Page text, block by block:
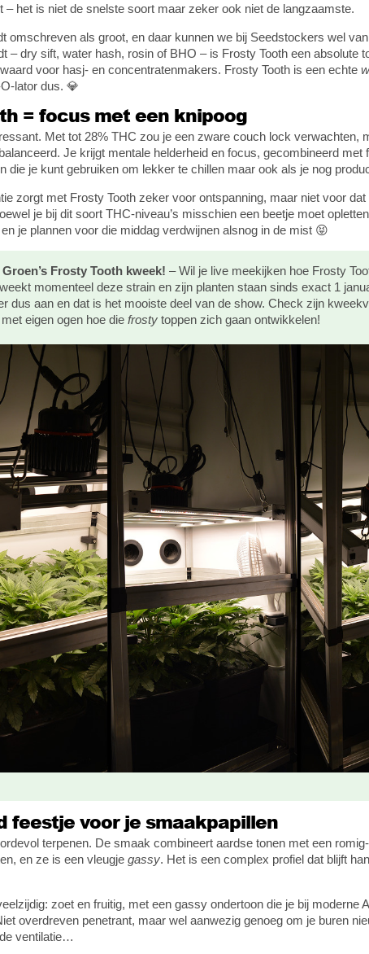
– het is niet de snelste soort maar zeker ook niet de langzaamste.
omschreven als groot, en daar kunnen we bij Seedstockers wel
– dry sift, water hash, rosin of BHO – is Frosty Tooth een absolute
voor hasj- en concentratenmakers. Frosty Tooth is een echte
lator dus. 💎
= focus met een knipoog
Met tot 28% THC zou je een zware couch lock verwachten,
Je krijgt mentale helderheid en focus, gecombineerd met
die je kunt gebruiken om lekker te chillen maar ook als je nog
zorgt met Frosty Tooth zeker voor ontspanning, maar niet voor
je bij dit soort THC-niveau’s misschien een beetje moet
je plannen voor die middag verdwijnen alsnog in de mist 😝
Frosty Tooth kweek! – Wil je live meekijken hoe Frosty
momenteel deze strain en zijn planten staan sinds exact 1
dus aan en dat is het mooiste deel van de show. Check zijn
eigen ogen hoe die frosty toppen zich gaan ontwikkelen!
feestje voor je smaakpapillen
terpenen. De smaak combineert aardse tonen met een
en ze is een vleugje gassy. Het is een complex profiel dat blijft
zoet en fruitig, met een gassy ondertoon die je bij moderne
overdreven penetrant, maar wel aanwezig genoeg om je buren
ventilatie…